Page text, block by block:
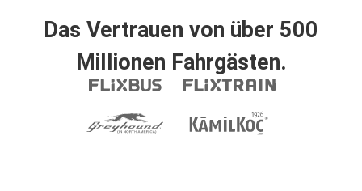
Das Vertrauen von über 500
Millionen Fahrgästen.